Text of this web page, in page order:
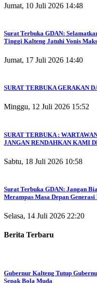
Jumat, 10 Juli 2026 14:48
Surat Terbuka GDAN:
Tinggi Kalteng Jatuhi Vonis
Jumat, 17 Juli 2026 14:40
SURAT TERBUKA GERAKAN
Minggu, 12 Juli 2026 15:52
SURAT TERBUKA :
JANGAN RENDAHKAN KAMI
Sabtu, 18 Juli 2026 10:58
Surat Terbuka GDAN: Jangan
Merampas Masa Depan Generasi
Selasa, 14 Juli 2026 22:20
Berita Terbaru
Gubernur Kalteng Tutup
Sepak Bola Muda